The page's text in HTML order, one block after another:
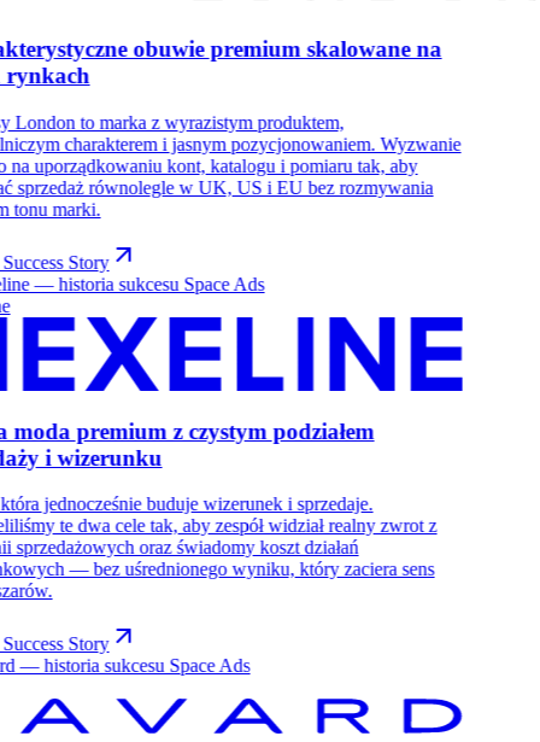
obuwie premium skalowane na
rynkach
London to marka z wyrazistym produktem,
charakterem i jasnym pozycjonowaniem. Wyzwanie
na uporządkowaniu kont, katalogu i pomiaru tak, aby
sprzedaż równolegle w UK, US i EU bez rozmywania
tonu marki.
Story
moda premium z czystym podziałem
i wizerunku
jednocześnie buduje wizerunek i sprzedaje.
te dwa cele tak, aby zespół widział realny zwrot z
sprzedażowych oraz świadomy koszt działań
— bez uśrednionego wyniku, który zaciera sens
Story